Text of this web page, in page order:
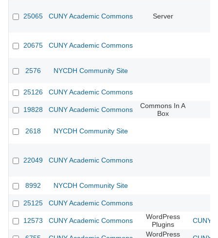
25065 CUNY Academic Commons Server
20675 CUNY Academic Commons
2576 NYCDH Community Site
25126 CUNY Academic Commons
19828 CUNY Academic Commons
Commons In A
Box
2618 NYCDH Community Site
22049 CUNY Academic Commons
8992 NYCDH Community Site
25125 CUNY Academic Commons
12573 CUNY Academic Commons
WordPress
Plugins
CUNY
WordPress